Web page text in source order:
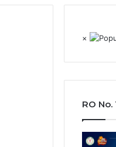
×
RO No.